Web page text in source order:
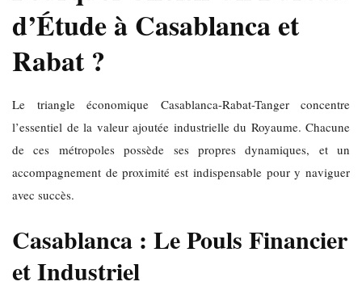
d’Étude à Casablanca et
Rabat ?
Le triangle économique Casablanca-Rabat-Tanger concentre
l’essentiel de la valeur ajoutée industrielle du Royaume. Chacune
de ces métropoles possède ses propres dynamiques, et un
accompagnement de proximité est indispensable pour y naviguer
avec succès.
Casablanca : Le Pouls Financier
et Industriel